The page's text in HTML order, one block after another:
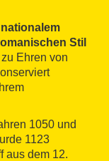
nationalem
Stil
Ehren von
1050 und
1123
aus dem 12.